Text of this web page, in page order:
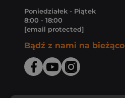
Poniedziałek - Piątek
8:00 - 18:00
[email protected]
Bądź z nami na bieżąco